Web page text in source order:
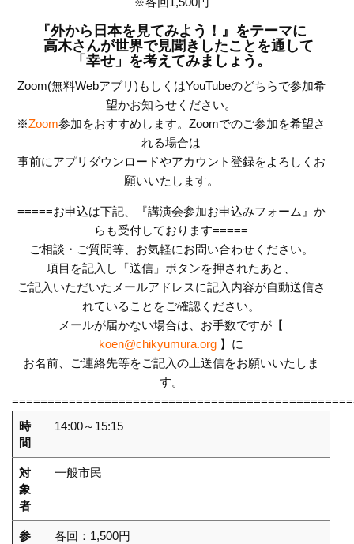
『外から日本を見てみよう！』をテーマに
高木さんが世界で見聞きしたことを通して
「幸せ」を考えてみましょう。
Zoom(無料Webアプリ)もしくはYouTubeのどちらで参加希
望かお知らせください。
※Zoom参加をおすすめします。Zoomでのご参加を希望さ
れる場合は
事前にアプリダウンロードやアカウント登録をよろしくお
願いいたします。
=====お申込は下記、『講演会参加お申込みフォーム』か
らも受付しております=====
ご相談・ご質問等、お気軽にお問い合わせください。
項目を記入し「送信」ボタンを押されたあと、
ご記入いただいたメールアドレスに記入内容が自動送信さ
れていることをご確認ください。
メールが届かない場合は、お手数ですが【
koen@chikyumura.org 】に
お名前、ご連絡先等をご記入の上送信をお願いいたしま
す。
時
間
14:00～15:15
対
象
者
一般市民
参
各回：1,500円